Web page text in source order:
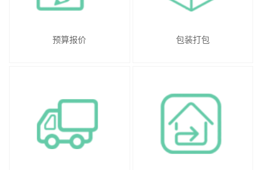
预算报价 包装打包